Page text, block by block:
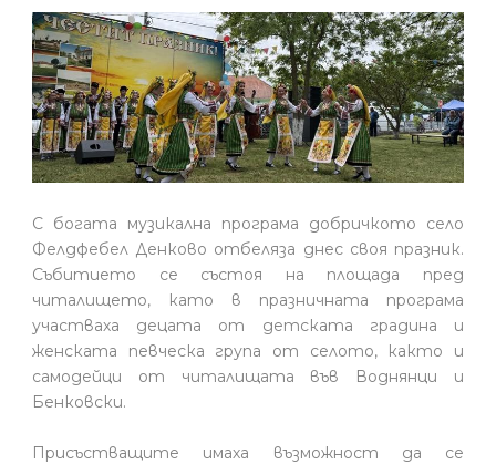
С богата музикална програма добричкото село
Фелдфебел Денково отбеляза днес своя празник.
Събитието се състоя на площада пред
читалището, като в празничната програма
участваха децата от детската градина и
женската певческа група от селото, както и
самодейци от читалищата във Воднянци и
Бенковски.
Присъстващите имаха възможност да се